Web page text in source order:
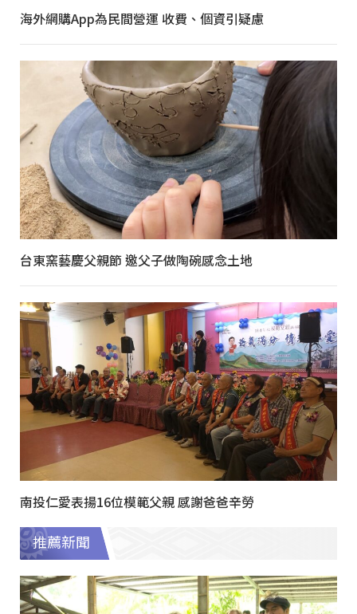
海外網購App為民間營運 收費、個資引疑慮
台東窯藝慶父親節 邀父子做陶碗感念土地
南投仁愛表揚16位模範父親 感謝爸爸辛勞
推薦新聞